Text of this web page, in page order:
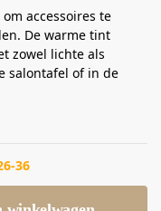
accessoires te
De warme tint
zowel lichte als
salontafel of in de
36